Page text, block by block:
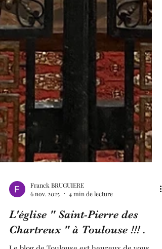
Franck BRUGUIERE
6 nov. 2025
4 min de lecture